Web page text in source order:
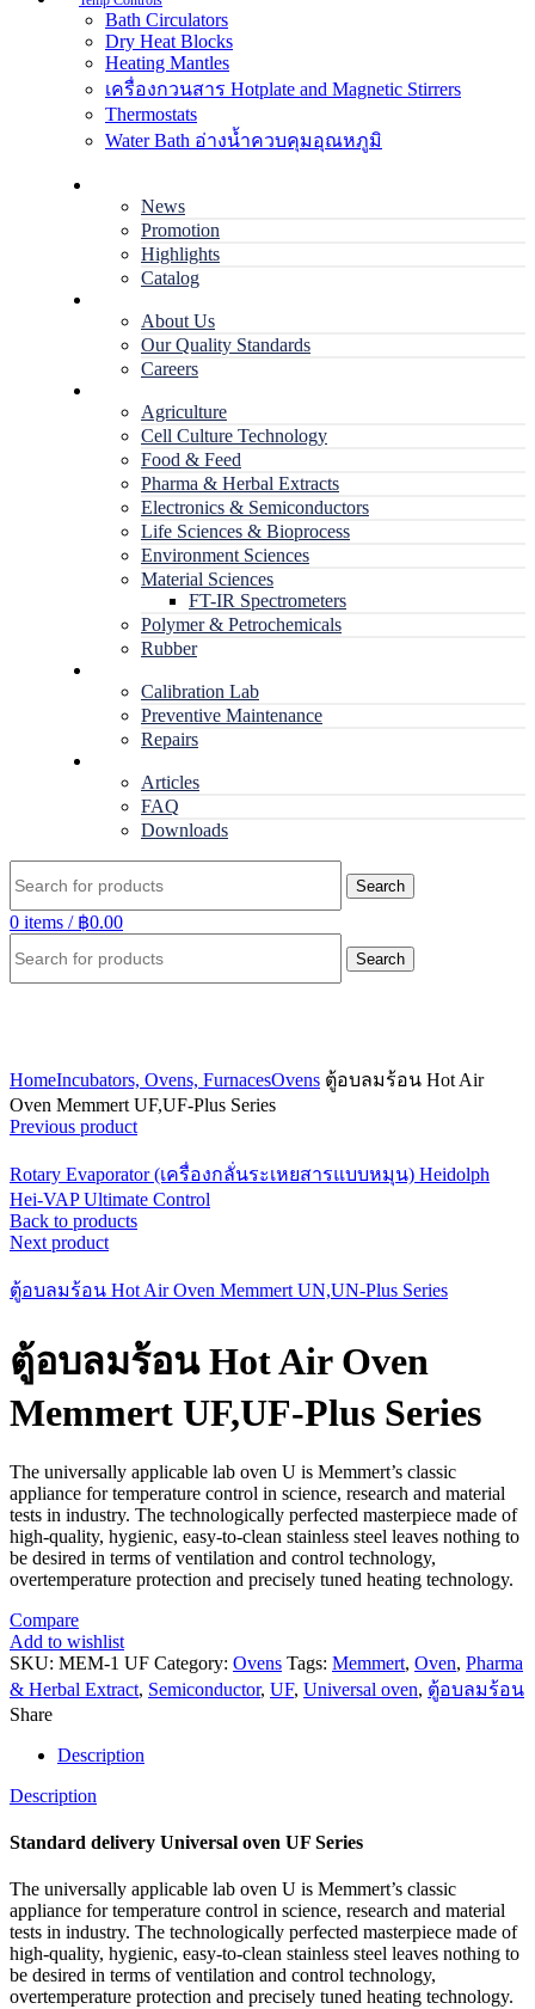
Bath Circulators
Dry Heat Blocks
Heating Mantles
เครื่องกวนสาร Hotplate and Magnetic Stirrers
Thermostats
Water Bath อ่างน้ำควบคุมอุณหภูมิ
News
Promotion
Highlights
Catalog
About Us
Our Quality Standards
Careers
Agriculture
Cell Culture Technology
Food & Feed
Pharma & Herbal Extracts
Electronics & Semiconductors
Life Sciences & Bioprocess
Environment Sciences
Material Sciences
FT-IR Spectrometers
Polymer & Petrochemicals
Rubber
Calibration Lab
Preventive Maintenance
Repairs
Articles
FAQ
Downloads
Search
0 items / ฿0.00
Search
HomeIncubators, Ovens, FurnacesOvens ตู้อบลมร้อน Hot Air
Oven Memmert UF,UF-Plus Series
Previous product
Rotary Evaporator (เครื่องกลั่นระเหยสารแบบหมุน) Heidolph
Hei-VAP Ultimate Control
Back to products
Next product
ตู้อบลมร้อน Hot Air Oven Memmert UN,UN-Plus Series
ตู้อบลมร้อน Hot Air Oven
Memmert UF,UF-Plus Series
The universally applicable lab oven U is Memmert’s classic
appliance for temperature control in science, research and material
tests in industry. The technologically perfected masterpiece made of
high-quality, hygienic, easy-to-clean stainless steel leaves nothing to
be desired in terms of ventilation and control technology,
overtemperature protection and precisely tuned heating technology.
Compare
Add to wishlist
SKU: MEM-1 UF Category: Ovens Tags: Memmert, Oven, Pharma
& Herbal Extract, Semiconductor, UF, Universal oven, ตู้อบลมร้อน
Share
Description
Description
Standard delivery Universal oven UF Series
The universally applicable lab oven U is Memmert’s classic
appliance for temperature control in science, research and material
tests in industry. The technologically perfected masterpiece made of
high-quality, hygienic, easy-to-clean stainless steel leaves nothing to
be desired in terms of ventilation and control technology,
overtemperature protection and precisely tuned heating technology.